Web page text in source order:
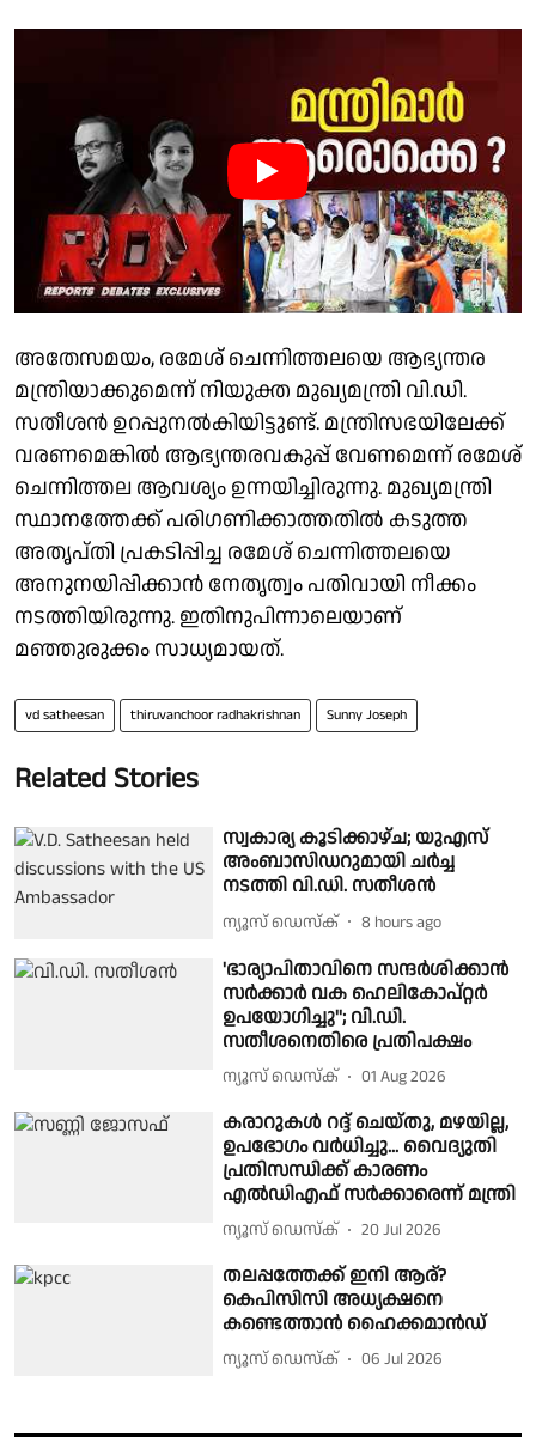
അതേസമയം, രമേശ് ചെന്നിത്തലയെ ആഭ്യന്തര
മന്ത്രിയാക്കുമെന്ന് നിയുക്ത മുഖ്യമന്ത്രി വി.ഡി.
സതീശൻ ഉറപ്പുനൽകിയിട്ടുണ്ട്. മന്ത്രിസഭയിലേക്ക്
വരണമെങ്കിൽ ആഭ്യന്തരവകുപ്പ് വേണമെന്ന് രമേശ്
ചെന്നിത്തല ആവശ്യം ഉന്നയിച്ചിരുന്നു. മുഖ്യമന്ത്രി
സ്ഥാനത്തേക്ക് പരിഗണിക്കാത്തതിൽ കടുത്ത
അതൃപ്തി പ്രകടിപ്പിച്ച രമേശ് ചെന്നിത്തലയെ
അനുനയിപ്പിക്കാൻ നേതൃത്വം പതിവായി നീക്കം
നടത്തിയിരുന്നു. ഇതിനുപിന്നാലെയാണ്
മഞ്ഞുരുക്കം സാധ്യമായത്.
vd satheesan thiruvanchoor radhakrishnan Sunny Joseph
Related Stories
സ്വകാര്യ കൂടിക്കാഴ്ച; യുഎസ്
അംബാസിഡറുമായി ചർച്ച
നടത്തി വി.ഡി. സതീശൻ
ന്യൂസ് ഡെസ്ക് 8 hours ago
'ഭാര്യാപിതാവിനെ സന്ദർശിക്കാൻ
സർക്കാർ വക ഹെലികോപ്റ്റർ
ഉപയോഗിച്ചു''; വി.ഡി.
സതീശനെതിരെ പ്രതിപക്ഷം
ന്യൂസ് ഡെസ്ക് 01 Aug 2026
കരാറുകള്‍ റദ്ദ് ചെയ്തു, മഴയില്ല,
ഉപഭോഗം വര്‍ധിച്ചു... വൈദ്യുതി
പ്രതിസന്ധിക്ക് കാരണം
എല്‍ഡിഎഫ് സര്‍ക്കാരെന്ന് മന്ത്രി
ന്യൂസ് ഡെസ്ക് 20 Jul 2026
തലപ്പത്തേക്ക് ഇനി ആര്?
കെപിസിസി അധ്യക്ഷനെ
കണ്ടെത്താൻ ഹൈക്കമാൻഡ്
ന്യൂസ് ഡെസ്ക് 06 Jul 2026